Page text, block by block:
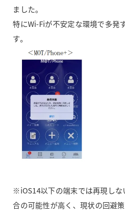
ました。
特にWi-Fiが不安定な環境で多発
す。
※iOS14以下の端末では再現し
合の可能性が高く、現状の回避